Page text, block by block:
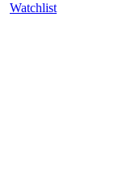
Watchlist